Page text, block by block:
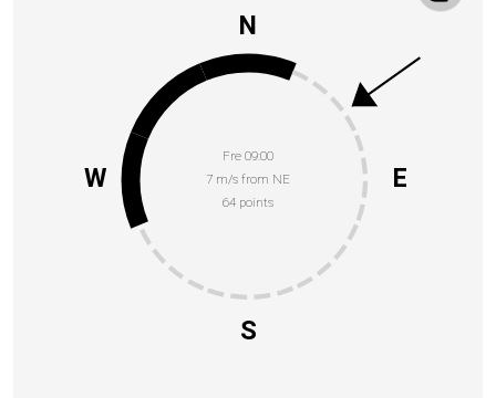
Fre 09:00
7 m/s from NE
64 points
N
E
S
W